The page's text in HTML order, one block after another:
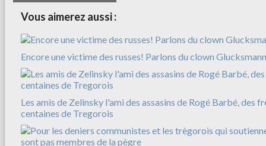
Vous aimerez aussi :
Encore une victime des russes! Parlons du clown Glucksmann
Les amis de Zelinsky l'ami des assasins de Rogé Barbé, des
centaines de Tregorois